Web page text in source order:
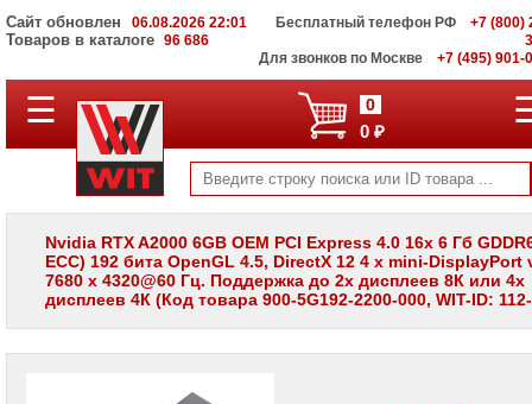
Сайт обновлен 06.08.2026 22:01
Товаров в каталоге 96 686
Бесплатный телефон РФ
+7 (800)
Для звонков по Москве
+7 (495) 901-
ПОЛНЫЙ
КАТАЛОГ
Корпоративные
серверы
WIT
Системы
хранения
данных
☰ 0
0 ₽
Nvidia RTX A2000 6GB OEM PCI Express 4.0 16x 6 Гб
ECC) 192 бита OpenGL 4.5, DirectX 12 4 x mini-DisplayPort
7680 x 4320@60 Гц. Поддержка до 2х дисплеев 8К или 4х
дисплеев 4К (Код товара 900-5G192-2200-000, WIT-ID: